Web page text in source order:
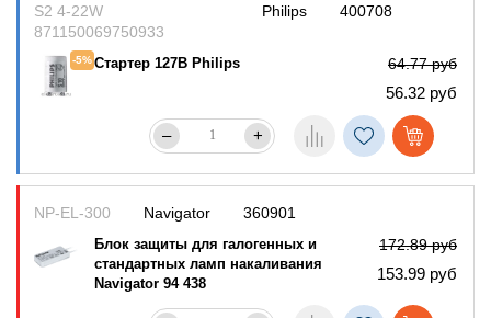
400708
S2 4-22W
871150069750933
-5%Стартер 127В Philips 64.77 руб
56.32 руб
Philips
– +
360901
NP-EL-300
Блок защиты для галогенных и
стандартных ламп накаливания
Navigator 94 438
172.89 руб
153.99 руб
Navigator